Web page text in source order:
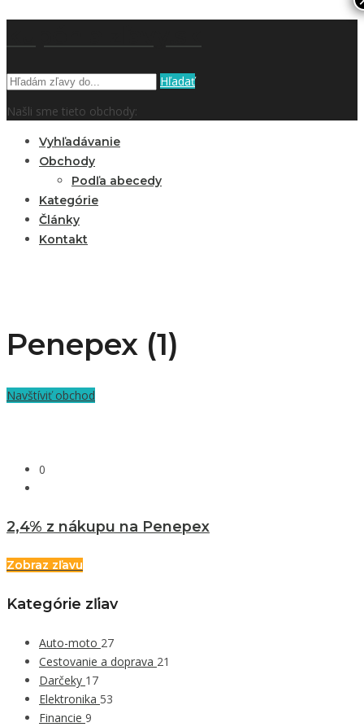
Hľadať
Našli sme tieto obchody:
Vyhľadávanie
Obchody
Podľa abecedy
Kategórie
Články
Kontakt
Penepex (1)
Navštíviť obchod
0
2,4% z nákupu na Penepex
Zobraz zľavu
Kategórie zľiav
Auto-moto 27
Cestovanie a doprava 21
Darčeky 17
Elektronika 53
Financie 9